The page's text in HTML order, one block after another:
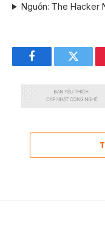
Nguồn: The Hacker
FacebookTwitter